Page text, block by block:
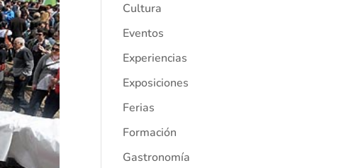
Cultura
Eventos
Experiencias
Exposiciones
Ferias
Formación
Gastronomía